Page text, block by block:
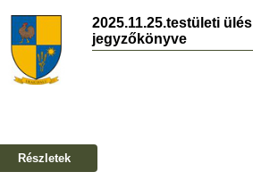
2025.11.25.testületi ülés
jegyzőkönyve
Részletek